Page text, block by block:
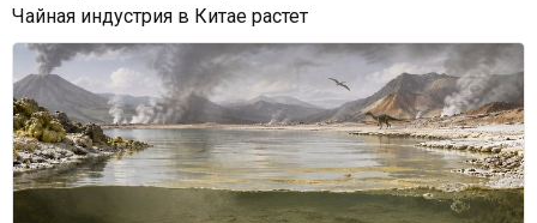
Чайная индустрия в Китае растет